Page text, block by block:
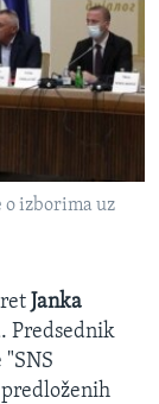
o izborima uz
Janka
Predsednik
"SNS